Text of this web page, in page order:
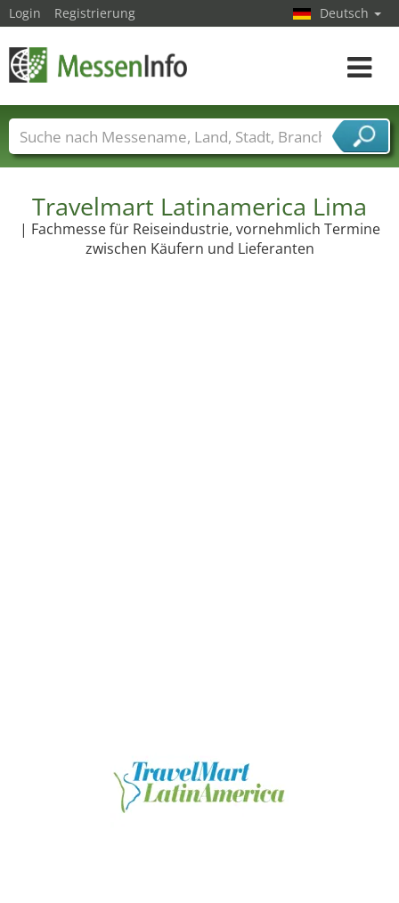
Travelmart Latinamerica Lima
| Fachmesse für Reiseindustrie, vornehmlich Termine
zwischen Käufern und Lieferanten
Login Registrierung Deutsch
Toggle
Messenamen Länder Städte
Branchen